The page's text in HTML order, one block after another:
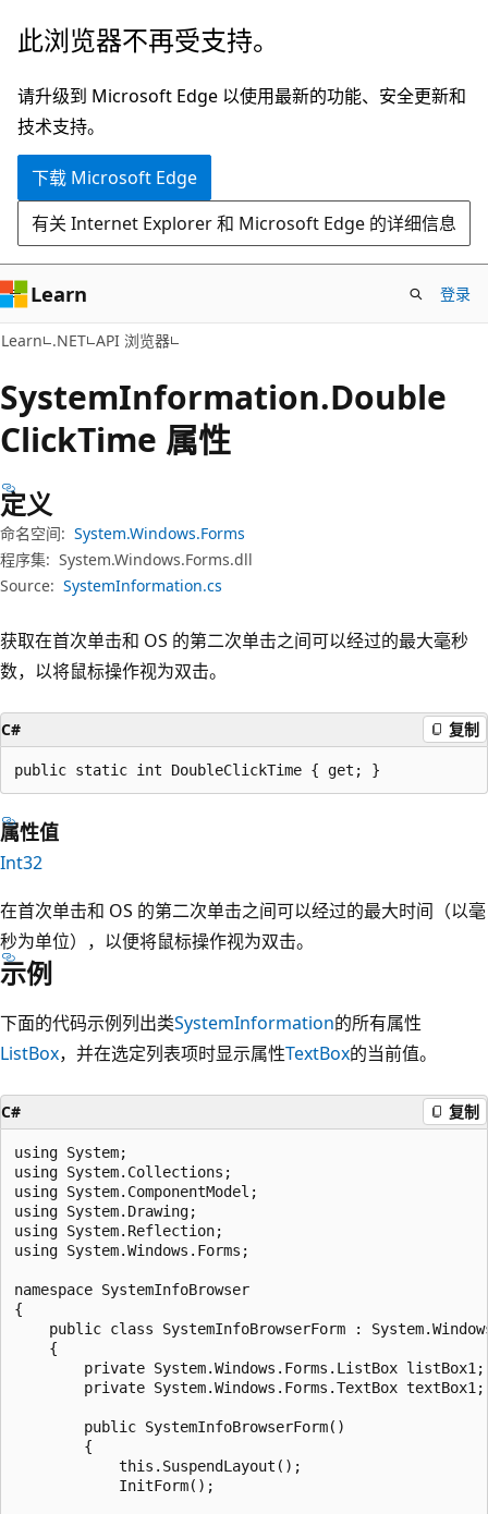
跳
主
要
内
跳
页
内
导
此浏览器不再受支持。
请升级到 Microsoft Edge 以使用最新的功能、安全更新和
技术支持。
下载 Microsoft Edge
有关 Internet Explorer 和 Microsoft Edge 的详细信息
Learn 登录
Learn .NET API 浏览器
SystemInformation.Double
ClickTime 属性
定义
命名空间: System.Windows.Forms
程序集: System.Windows.Forms.dll
Source: SystemInformation.cs
获取在首次单击和 OS 的第二次单击之间可以经过的最大毫秒
数，以将鼠标操作视为双击。
C# 复制
public static int DoubleClickTime { get; }
属性值
Int32
在首次单击和 OS 的第二次单击之间可以经过的最大时间（以毫
秒为单位），以便将鼠标操作视为双击。
示例
下面的代码示例列出类SystemInformation的所有属性
ListBox，并在选定列表项时显示属性TextBox的当前值。
C# 复制
using System;
using System.Collections;
using System.ComponentModel;
using System.Drawing;
using System.Reflection;
using System.Windows.Forms;
namespace SystemInfoBrowser
{
public class SystemInfoBrowserForm :
    {
        private System.Windows.Forms.ListBox listBox1;
private System.Windows.Forms.TextBox
        public SystemInfoBrowserForm()
        {
            this.SuspendLayout();
            InitForm();